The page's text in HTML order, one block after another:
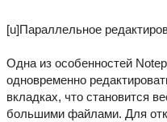
[u]Параллельное
Одна из особенностей
одновременно
вкладках, что становится
большими файлами. Для